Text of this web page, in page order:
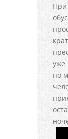
При
уже
по